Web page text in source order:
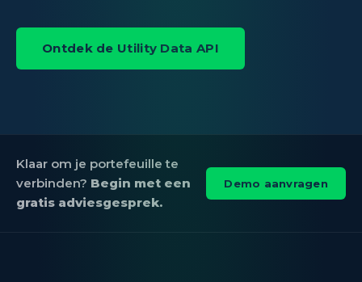
Ontdek de Utility Data API
Klaar om je portefeuille te
verbinden? Begin met een
gratis adviesgesprek.
Demo aanvragen